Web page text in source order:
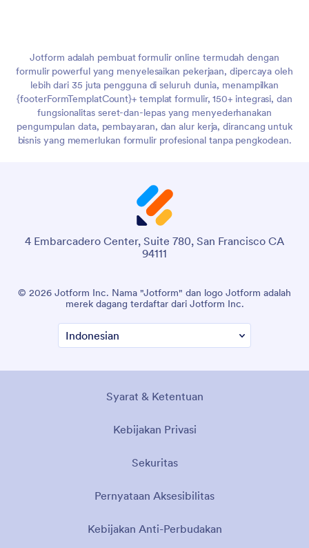
Jotform adalah pembuat formulir online termudah dengan
formulir powerful yang menyelesaikan pekerjaan, dipercaya oleh
lebih dari 35 juta pengguna di seluruh dunia, menampilkan
{footerFormTemplatCount}+ templat formulir, 150+ integrasi, dan
fungsionalitas seret-dan-lepas yang menyederhanakan
pengumpulan data, pembayaran, dan alur kerja, dirancang untuk
bisnis yang memerlukan formulir profesional tanpa pengkodean.
4 Embarcadero Center, Suite 780, San Francisco CA
94111
© 2026 Jotform Inc. Nama "Jotform" dan logo Jotform adalah
merek dagang terdaftar dari Jotform Inc.
Syarat & Ketentuan
Kebijakan Privasi
Sekuritas
Pernyataan Aksesibilitas
Kebijakan Anti-Perbudakan